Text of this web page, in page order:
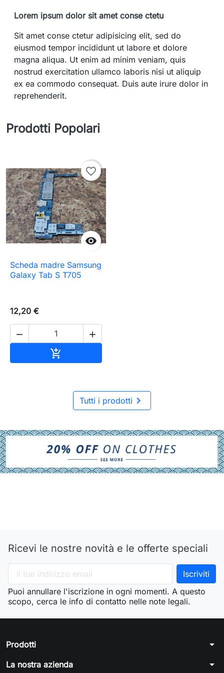
Lorem ipsum dolor sit amet conse ctetu
Sit amet conse ctetur adipisicing elit, sed do
eiusmod tempor incididunt ut labore et dolore
magna aliqua. Ut enim ad minim veniam, quis
nostrud exercitation ullamco laboris nisi ut aliquip
ex ea commodo consequat. Duis aute irure dolor in
reprehenderit.
Prodotti Popolari

favorite_border
Scheda madre Samsung
Galaxy Tab S T705
12,20 €
 

Tutti i prodotti 
Ricevi le nostre novità e le offerte speciali
Puoi annullare l'iscrizione in ogni momenti. A questo
scopo, cerca le info di contatto nelle note legali.
Prodotti arrow_drop_down
La nostra azienda arrow_drop_down